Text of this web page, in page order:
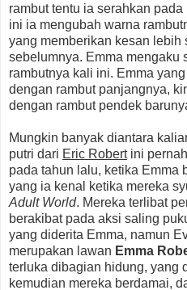
rambut tentu ia serahkan
ini ia mengubah warna
yang memberikan kesan lebih
sebelumnya. Emma mengaku
rambutnya kali ini. Emma
dengan rambut panjangnya,
dengan rambut pendek
Mungkin banyak diantara
putri dari Eric Robertini
pada tahun lalu, ketika Emma
yang ia kenal ketika mereka
Adult World. Mereka terlibat
berakibat pada aksi saling
yang diderita Emma, namun
merupakan lawan Emma
terluka dibagian hidung, yang
kemudian mereka berdamai,